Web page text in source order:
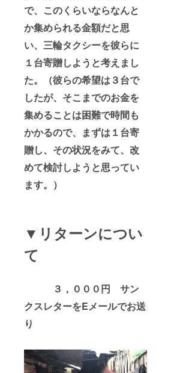
で、このくらいならなんと
か集められる金額だと思
い、三輪タクシーを彼らに
１台寄贈しようと考えまし
た。（彼らの希望は３台で
したが、そこまでのお金を
集めることは困難で時間も
かかるので、まずは１台寄
贈し、その状況をみて、改
めて検討しようと思ってい
ます。）
▼リターンについ
て
３，０００円 サン
クスレターをEメールでお送
り